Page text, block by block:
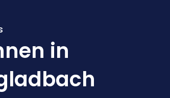
in